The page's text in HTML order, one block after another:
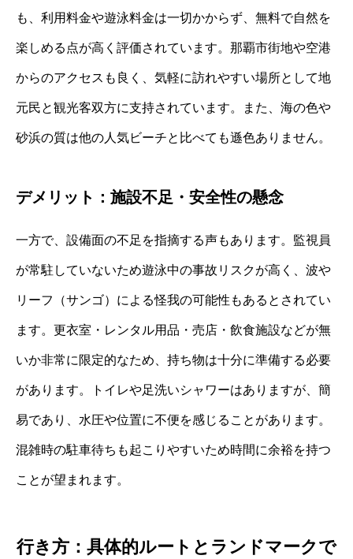
も、利用料金や遊泳料金は一切かからず、無料で自然を
楽しめる点が高く評価されています。那覇市街地や空港
からのアクセスも良く、気軽に訪れやすい場所として地
元民と観光客双方に支持されています。また、海の色や
砂浜の質は他の人気ビーチと比べても遜色ありません。
デメリット：施設不足・安全性の懸念
一方で、設備面の不足を指摘する声もあります。監視員
が常駐していないため遊泳中の事故リスクが高く、波や
リーフ（サンゴ）による怪我の可能性もあるとされてい
ます。更衣室・レンタル用品・売店・飲食施設などが無
いか非常に限定的なため、持ち物は十分に準備する必要
があります。トイレや足洗いシャワーはありますが、簡
易であり、水圧や位置に不便を感じることがあります。
混雑時の駐車待ちも起こりやすいため時間に余裕を持つ
ことが望まれます。
行き方：具体的ルートとランドマークで